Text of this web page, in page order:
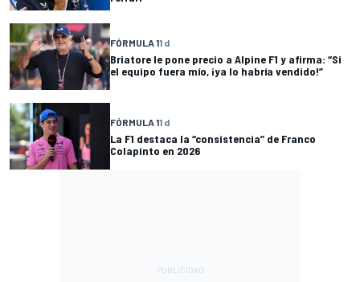
FÓRMULA 11 d
Briatore le pone precio a Alpine F1 y afirma: “Si
el equipo fuera mío, ¡ya lo habría vendido!”
FÓRMULA 11 d
La F1 destaca la “consistencia” de Franco
Colapinto en 2026